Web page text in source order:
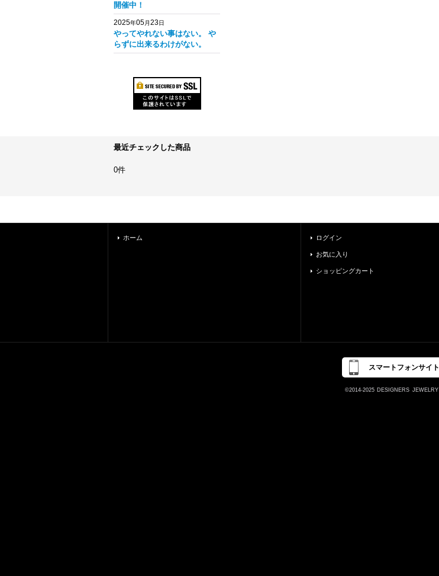
開催中！
2025年05月23日
やってやれない事はない。 や
らずに出来るわけがない。
最近チェックした商品
0件
ホーム ログイン
お気に入り
ショッピングカート
スマートフォンサイト
©2014-2025 DESIGNERS JEWELRY